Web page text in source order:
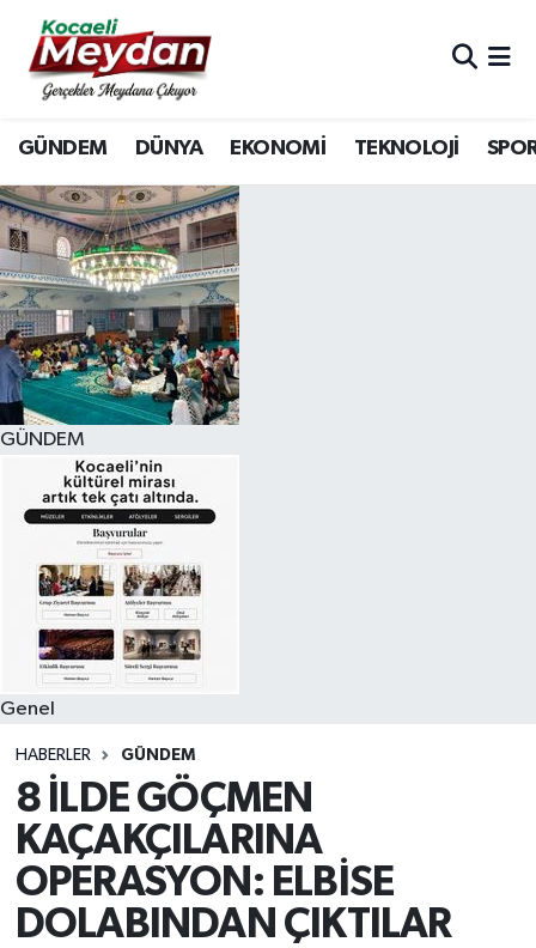
GÜNDEM DÜNYA EKONOMİ TEKNOLOJİ
GÜNDEM
Genel
HABERLER GÜNDEM
8 İLDE GÖÇMEN
KAÇAKÇILARINA
OPERASYON: ELBİSE
DOLABINDAN ÇIKTILAR
Nöbetçi Eczaneler
Hava Durumu
Trafik Durumu
Süper Lig Puan Durumu ve Fikstür
Tüm Manşetler
Son Dakika Haberleri
Haber Arşivi